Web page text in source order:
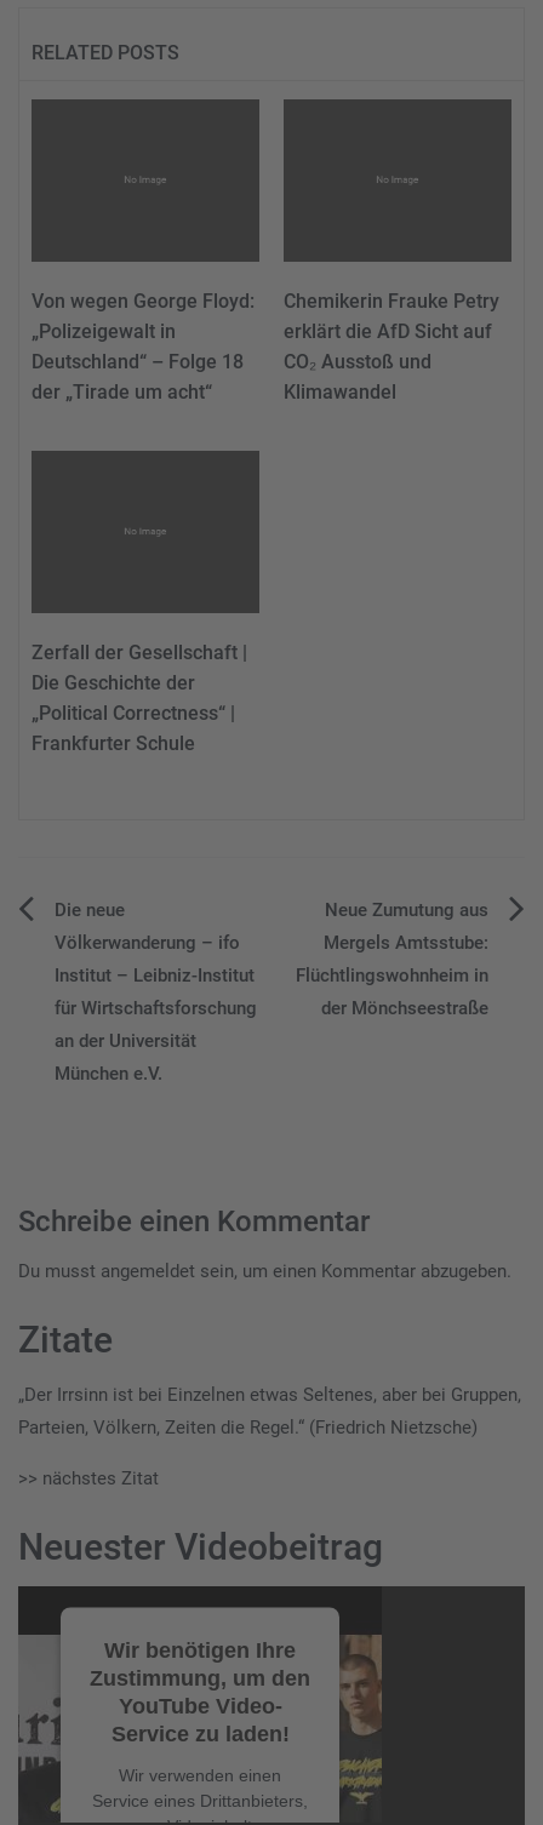
RELATED POSTS
Von wegen George Floyd:
„Polizeigewalt in
Deutschland“ – Folge 18
der „Tirade um acht“
Chemikerin Frauke Petry
erklärt die AfD Sicht auf
CO₂ Ausstoß und
Klimawandel
Zerfall der Gesellschaft |
Die Geschichte der
„Political Correctness“ |
Frankfurter Schule
Beitragsnavigation
Die neue
Völkerwanderung – ifo
Institut – Leibniz-Institut
für Wirtschaftsforschung
an der Universität
München e.V.
Neue Zumutung aus
Mergels Amtsstube:
Flüchtlingswohnheim in
der Mönchseestraße
Schreibe einen Kommentar
Du musst angemeldet sein, um einen Kommentar abzugeben.
Zitate
„Der Irrsinn ist bei Einzelnen etwas Seltenes, aber bei Gruppen,
Parteien, Völkern, Zeiten die Regel.“ (Friedrich Nietzsche)
>> nächstes Zitat
Neuester Videobeitrag
Player
Wir benötigen Ihre
Zustimmung, um den
YouTube Video-
Service zu laden!
Wir verwenden einen
Service eines Drittanbieters,